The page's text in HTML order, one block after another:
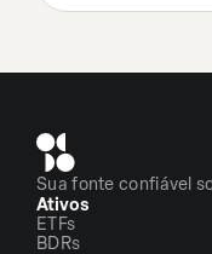
Sua fonte confiável
Ativos
ETFs
BDRs